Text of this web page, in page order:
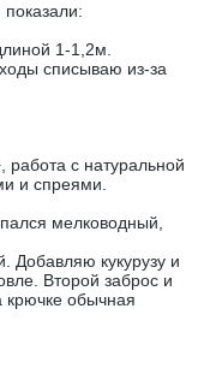
показали:
1-1,2м.
списываю из-за
работа с натуральной
и спреями.
мелководный,
Добавляю кукурузу и
Второй заброс и
крючке обычная